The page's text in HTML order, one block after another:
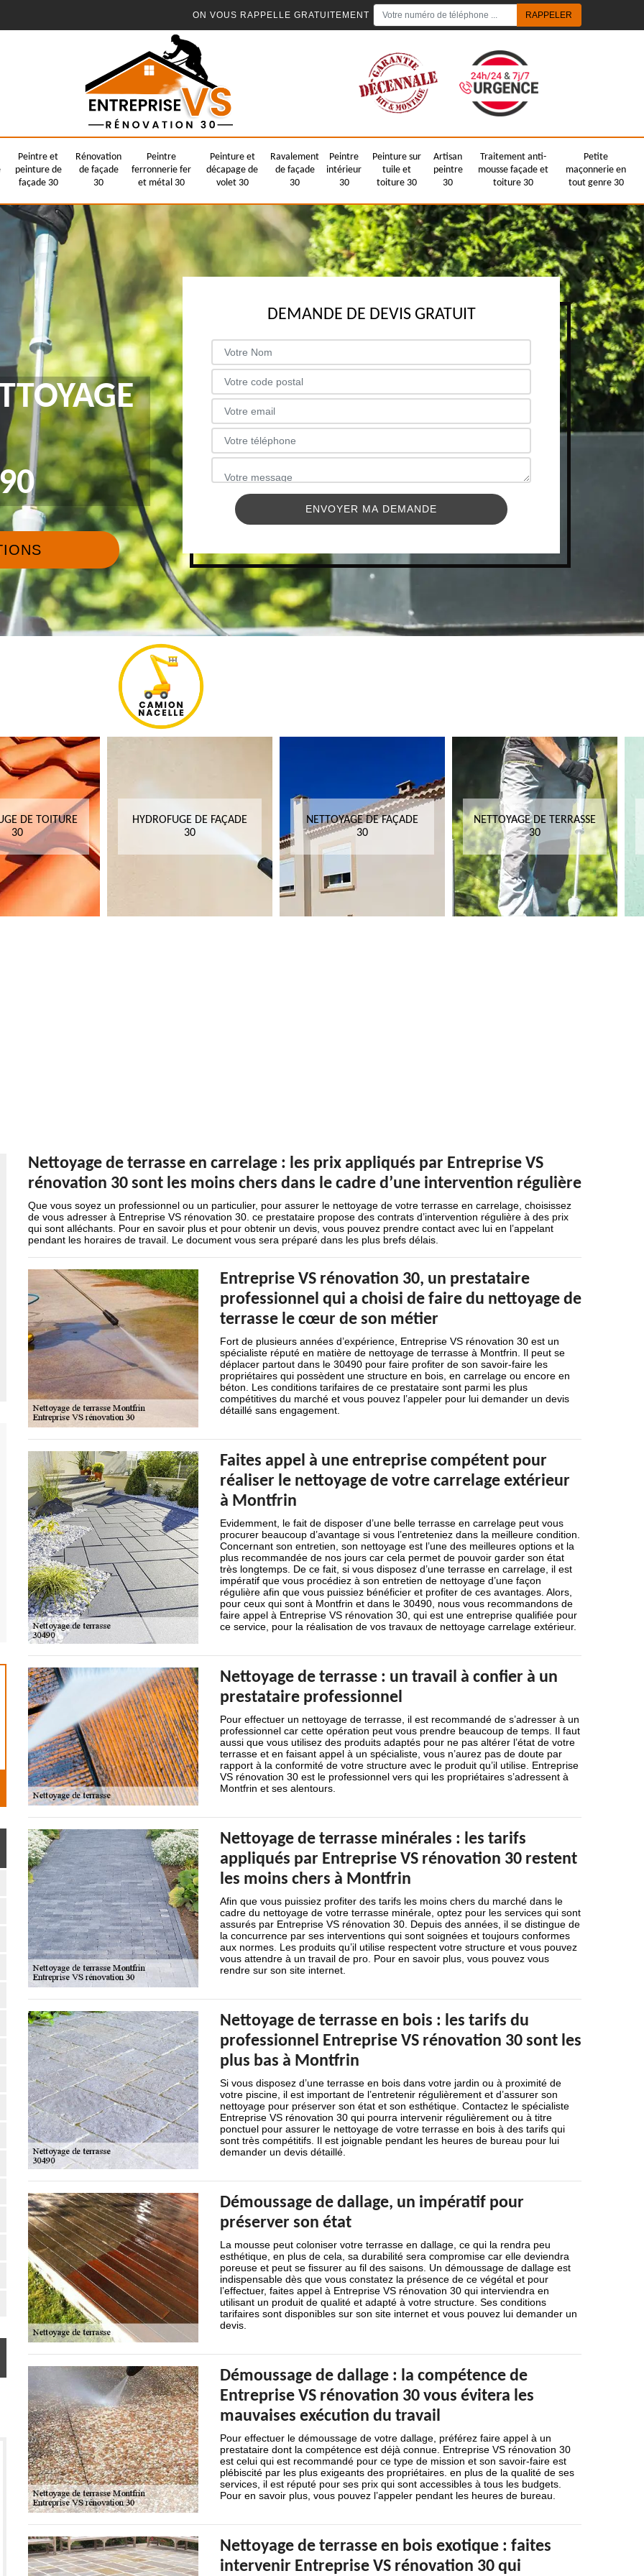
ON VOUS RAPPELLE GRATUITEMENT
Peintre et
peinture de
façade 30
Rénovation
de façade
30
Peintre
ferronnerie fer
et métal 30
Peinture et
décapage de
volet 30
Ravalement
de façade
30
Peintre
intérieur
30
Peinture sur
tuile et
toiture 30
Artisan
peintre
30
Traitement anti-
mousse façade et
toiture 30
Petite
maçonnerie en
tout genre 30
DEMANDE DE DEVIS GRATUIT
DE TOITURE
30
HYDROFUGE DE FAÇADE
30
NETTOYAGE DE FAÇADE
30
NETTOYAGE DE TERRASSE
30
Nettoyage de terrasse en carrelage : les prix appliqués par Entreprise VS
rénovation 30 sont les moins chers dans le cadre d’une intervention régulière
Que vous soyez un professionnel ou un particulier, pour assurer le nettoyage de votre terrasse en carrelage, choisissez
de vous adresser à Entreprise VS rénovation 30. ce prestataire propose des contrats d’intervention régulière à des prix
qui sont alléchants. Pour en savoir plus et pour obtenir un devis, vous pouvez prendre contact avec lui en l’appelant
pendant les horaires de travail. Le document vous sera préparé dans les plus brefs délais.
Entreprise VS rénovation 30, un prestataire
professionnel qui a choisi de faire du nettoyage de
terrasse le cœur de son métier
Fort de plusieurs années d’expérience, Entreprise VS rénovation 30 est un
spécialiste réputé en matière de nettoyage de terrasse à Montfrin. Il peut se
déplacer partout dans le 30490 pour faire profiter de son savoir-faire les
propriétaires qui possèdent une structure en bois, en carrelage ou encore en
béton. Les conditions tarifaires de ce prestataire sont parmi les plus
compétitives du marché et vous pouvez l’appeler pour lui demander un devis
détaillé sans engagement.
Faites appel à une entreprise compétent pour
réaliser le nettoyage de votre carrelage extérieur
à Montfrin
Evidemment, le fait de disposer d’une belle terrasse en carrelage peut vous
procurer beaucoup d’avantage si vous l’entreteniez dans la meilleure condition.
Concernant son entretien, son nettoyage est l’une des meilleures options et la
plus recommandée de nos jours car cela permet de pouvoir garder son état
très longtemps. De ce fait, si vous disposez d’une terrasse en carrelage, il est
impératif que vous procédiez à son entretien de nettoyage d’une façon
régulière afin que vous puissiez bénéficier et profiter de ces avantages. Alors,
pour ceux qui sont à Montfrin et dans le 30490, nous vous recommandons de
faire appel à Entreprise VS rénovation 30, qui est une entreprise qualifiée pour
ce service, pour la réalisation de vos travaux de nettoyage carrelage extérieur.
Nettoyage de terrasse : un travail à confier à un
prestataire professionnel
Pour effectuer un nettoyage de terrasse, il est recommandé de s’adresser à un
professionnel car cette opération peut vous prendre beaucoup de temps. Il faut
aussi que vous utilisez des produits adaptés pour ne pas altérer l’état de votre
terrasse et en faisant appel à un spécialiste, vous n’aurez pas de doute par
rapport à la conformité de votre structure avec le produit qu’il utilise. Entreprise
VS rénovation 30 est le professionnel vers qui les propriétaires s’adressent à
Montfrin et ses alentours.
Nettoyage de terrasse minérales : les tarifs
appliqués par Entreprise VS rénovation 30 restent
les moins chers à Montfrin
Afin que vous puissiez profiter des tarifs les moins chers du marché dans le
cadre du nettoyage de votre terrasse minérale, optez pour les services qui sont
assurés par Entreprise VS rénovation 30. Depuis des années, il se distingue de
la concurrence par ses interventions qui sont soignées et toujours conformes
aux normes. Les produits qu’il utilise respectent votre structure et vous pouvez
vous attendre à un travail de pro. Pour en savoir plus, vous pouvez vous
rendre sur son site internet.
Nettoyage de terrasse en bois : les tarifs du
professionnel Entreprise VS rénovation 30 sont les
plus bas à Montfrin
Si vous disposez d’une terrasse en bois dans votre jardin ou à proximité de
votre piscine, il est important de l’entretenir régulièrement et d’assurer son
nettoyage pour préserver son état et son esthétique. Contactez le spécialiste
Entreprise VS rénovation 30 qui pourra intervenir régulièrement ou à titre
ponctuel pour assurer le nettoyage de votre terrasse en bois à des tarifs qui
sont très compétitifs. Il est joignable pendant les heures de bureau pour lui
demander un devis détaillé.
Démoussage de dallage, un impératif pour
préserver son état
La mousse peut coloniser votre terrasse en dallage, ce qui la rendra peu
esthétique, en plus de cela, sa durabilité sera compromise car elle deviendra
poreuse et peut se fissurer au fil des saisons. Un démoussage de dallage est
indispensable dès que vous constatez la présence de ce végétal et pour
l’effectuer, faites appel à Entreprise VS rénovation 30 qui interviendra en
utilisant un produit de qualité et adapté à votre structure. Ses conditions
tarifaires sont disponibles sur son site internet et vous pouvez lui demander un
devis.
Démoussage de dallage : la compétence de
Entreprise VS rénovation 30 vous évitera les
mauvaises exécution du travail
Pour effectuer le démoussage de votre dallage, préférez faire appel à un
prestataire dont la compétence est déjà connue. Entreprise VS rénovation 30
est celui qui est recommandé pour ce type de mission et son savoir-faire est
plébiscité par les plus exigeants des propriétaires. en plus de la qualité de ses
services, il est réputé pour ses prix qui sont accessibles à tous les budgets.
Pour en savoir plus, vous pouvez l’appeler pendant les heures de bureau.
Nettoyage de terrasse en bois exotique : faites
intervenir Entreprise VS rénovation 30 qui